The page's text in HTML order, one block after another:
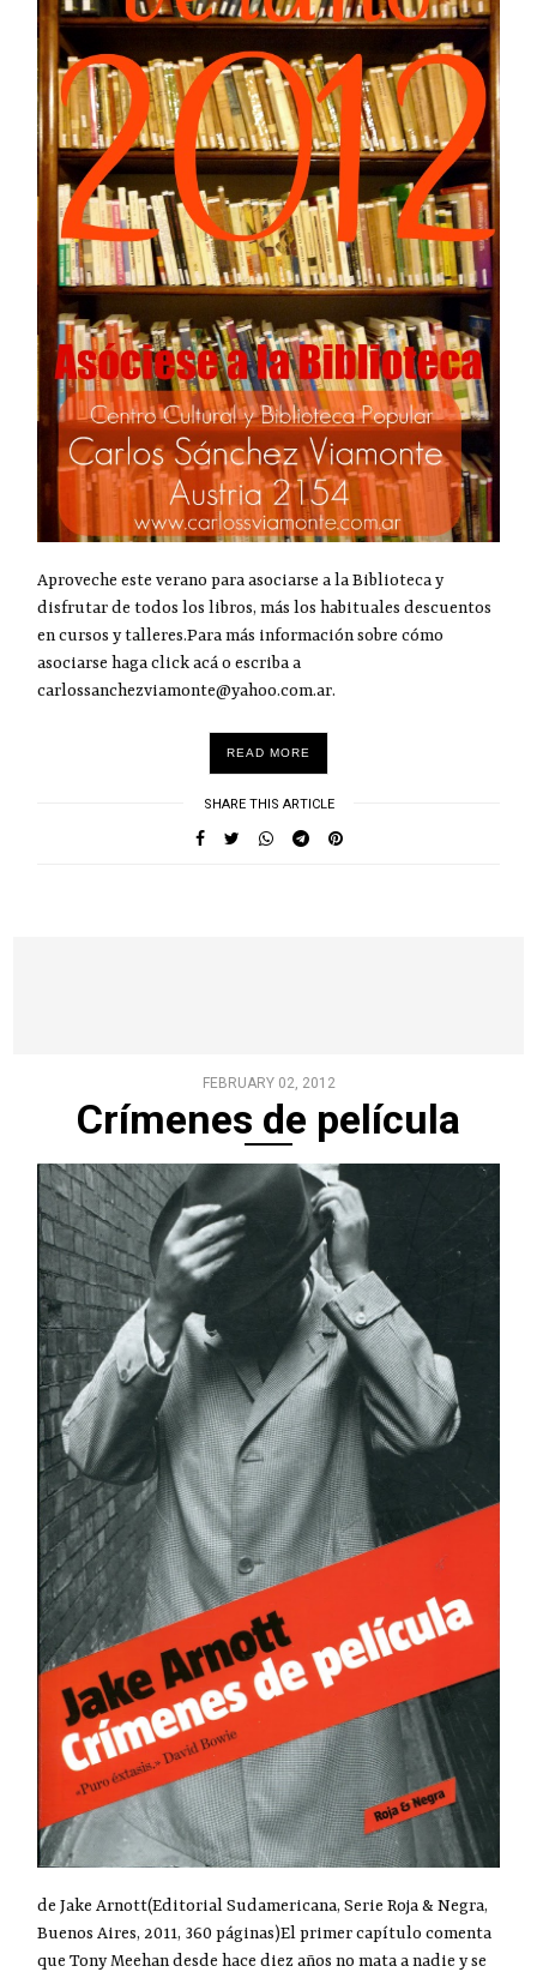
Aproveche este verano para asociarse a la Biblioteca y
disfrutar de todos los libros, más los habituales descuentos
en cursos y talleres.Para más información sobre cómo
asociarse haga click acá o escriba a
carlossanchezviamonte@yahoo.com.ar.
READ MORE
SHARE THIS ARTICLE
FEBRUARY 02, 2012
Crímenes de película
de Jake Arnott(Editorial Sudamericana, Serie Roja & Negra,
Buenos Aires, 2011, 360 páginas)El primer capítulo comenta
que Tony Meehan desde hace diez años no mata a nadie y se